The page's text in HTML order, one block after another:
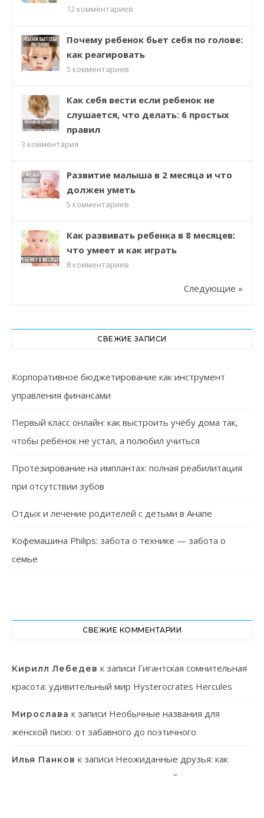
12 комментариев
Почему ребенок бьет себя по голове:
как реагировать
5 комментариев
Как себя вести если ребенок не
слушается, что делать: 6 простых
правил
3 комментария
Развитие малыша в 2 месяца и что
должен уметь
5 комментариев
Как развивать ребенка в 8 месяцев:
что умеет и как играть
8 комментариев
Следующие »
СВЕЖИЕ ЗАПИСИ
Корпоративное бюджетирование как инструмент
управления финансами
Первый класс онлайн: как выстроить учёбу дома так,
чтобы ребёнок не устал, а полюбил учиться
Протезирование на имплантах: полная реабилитация
при отсутствии зубов
Отдых и лечение родителей с детьми в Анапе
Кофемашина Philips: забота о технике — забота о
семье
СВЕЖИЕ КОММЕНТАРИИ
Кирилл Лебедев к записи Гигантская сомнительная
красота: удивительный мир Hysterocrates Hercules
Мирослава к записи Необычные названия для
женской писю: от забавного до поэтичного
Илья Панков к записи Неожиданные друзья: как
человек использует паразитов в своей практике